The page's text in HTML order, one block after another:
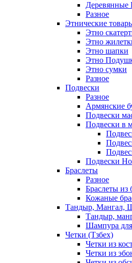
Деревянные
Разное
Этнические
Этно
Этно
Этно шапки
Этно
Этно сумки
Разное
Подвески
Разное
Армянские
Подвески
Подвески в
Подвески
Браслеты
Разное
Браслеты из
Кожаные
Тандыр, Мангал,
Тандыр,
Шампура
Четки (Тзбех)
Четки из
Четки из